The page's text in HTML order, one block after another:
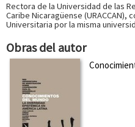
Rectora de la Universidad de las
Caribe Nicaragüense (URACCAN),
Universitaria por la misma
Obras del autor